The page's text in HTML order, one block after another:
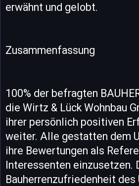
erwähnt und gelobt.
Zusammenfassung
100% der befragten
die Wirtz & Lück Wohnbau
ihrer persönlich positiven
weiter. Alle gestatten dem
ihre Bewertungen als
Interessenten einzusetzen.
Bauherrenzufriedenheit des